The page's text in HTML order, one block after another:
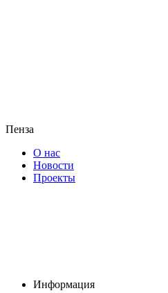
Пенза
О нас
Новости
Проекты
Информация